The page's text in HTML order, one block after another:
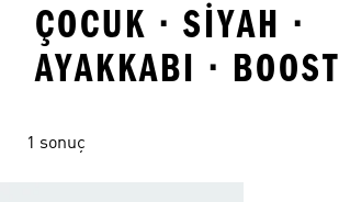
ÇOCUK · SIYAH ·
AYAKKABI · BOOST
1 sonuç